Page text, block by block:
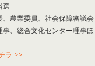
選
、農業委員、社会保障審議会
、総合文化センター理事ほ
ラ >>